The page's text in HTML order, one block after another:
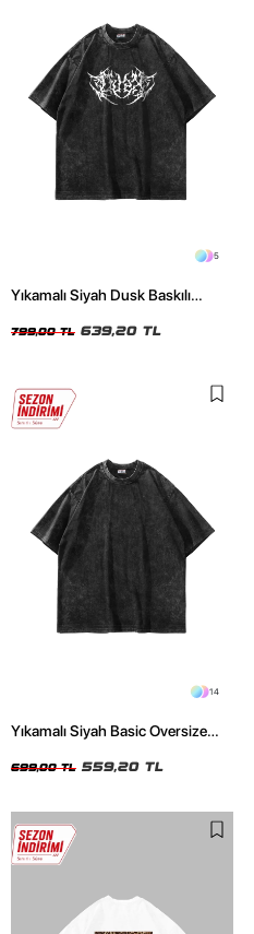
5
Yıkamalı Siyah Dusk Baskılı
799,00 TL 639,20 TL
14
Yıkamalı Siyah Basic Oversize
699,00 TL 559,20 TL